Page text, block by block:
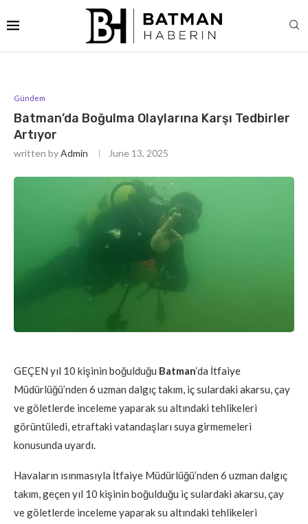
Gündem
Batman’da Boğulma Olaylarına Karşı Tedbirler
Artıyor
written byAdmin June 13, 2025
GEÇEN yıl 10 kişinin boğulduğu Batman‘da İtfaiye
Müdürlüğü’nden 6 uzman dalgıç takım, iç sulardaki akarsu, çay
ve göletlerde inceleme yaparak su altındaki tehlikeleri
görüntüledi, etraftaki vatandaşları suya girmemeleri
konusunda uyardı.
Havaların ısınmasıyla İtfaiye Müdürlüğü’nden 6 uzman dalgıç
takım, geçen yıl 10 kişinin boğulduğu iç sulardaki akarsu, çay
ve göletlerde inceleme yaparak su altındaki tehlikeleri